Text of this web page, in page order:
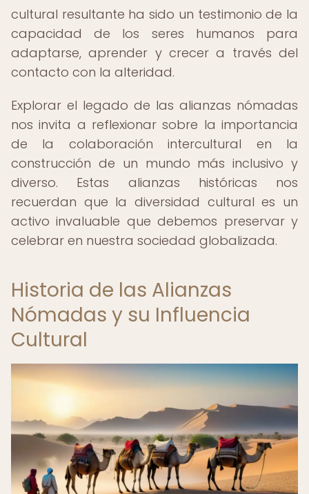
cultural resultante ha sido un testimonio de la
capacidad de los seres humanos para
adaptarse, aprender y crecer a través del
contacto con la alteridad.
Explorar el legado de las alianzas nómadas
nos invita a reflexionar sobre la importancia
de la colaboración intercultural en la
construcción de un mundo más inclusivo y
diverso. Estas alianzas históricas nos
recuerdan que la diversidad cultural es un
activo invaluable que debemos preservar y
celebrar en nuestra sociedad globalizada.
Historia de las Alianzas
Nómadas y su Influencia
Cultural